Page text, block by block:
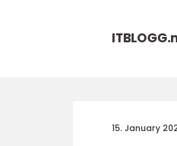
ITBLOGG.
15. January